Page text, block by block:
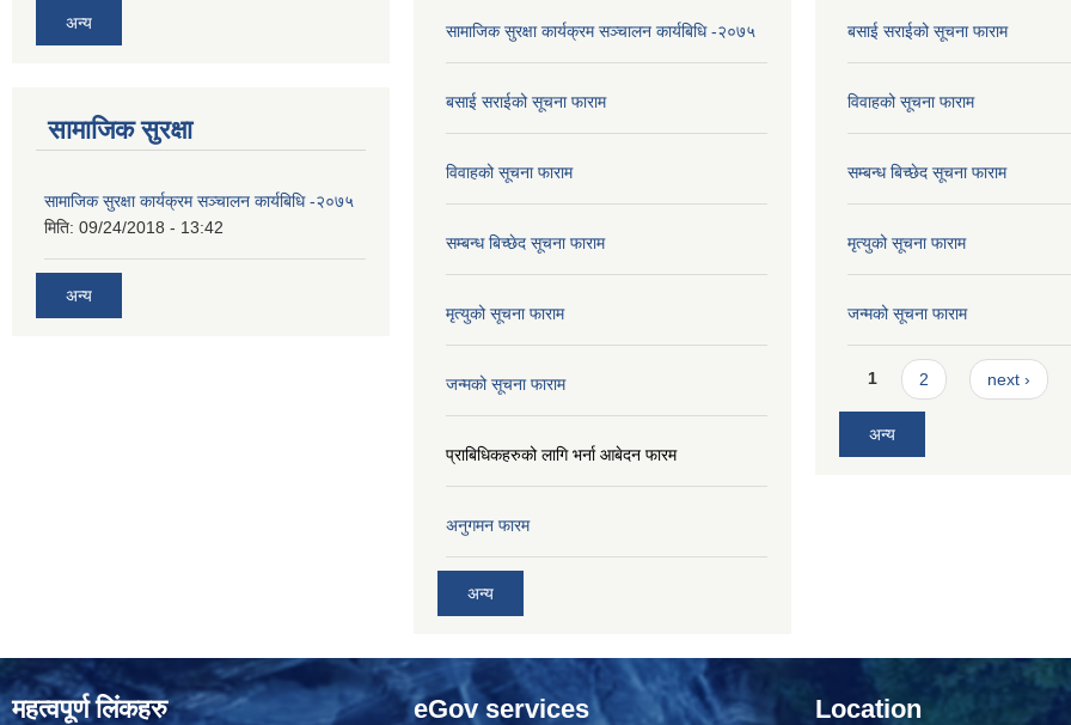
अन्य
सामाजिक सुरक्षा
सामाजिक सुरक्षा कार्यक्रम सञ्चालन कार्यबिधि -२०७५
मिति: 09/24/2018 - 13:42
अन्य
सामाजिक सुरक्षा कार्यक्रम सञ्चालन कार्यबिधि -२०७५
बसाई सराईको सूचना फाराम
विवाहको सूचना फाराम
सम्बन्ध बिच्छेद सूचना फाराम
मृत्युको सूचना फाराम
जन्मको सूचना फाराम
प्राबिधिकहरुको लागि भर्ना आबेदन फारम
अनुगमन फारम
अन्य
बसाई सराईको सूचना फाराम
विवाहको सूचना फाराम
सम्बन्ध बिच्छेद सूचना फाराम
मृत्युको सूचना फाराम
जन्मको सूचना फाराम
Pages
1 2 next ›
अन्य
महत्वपूर्ण लिंकहरु eGov services Location